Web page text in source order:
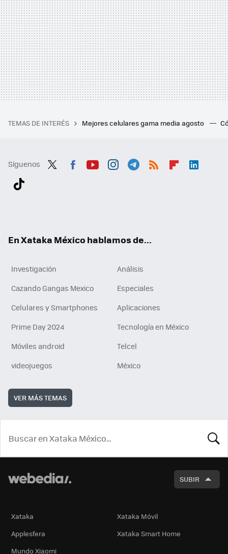
TEMAS DE INTERÉS Mejores celulares gama media agosto
Síguenos
En Xataka México hablamos de...
Investigación
Análisis
Cazando Gangas Mexico
Especiales
Celulares y Smartphones
Aplicaciones
Prime Day 2024
Tecnología en México
Móviles android
Telcel
videojuegos
México
VER MÁS TEMAS
SUBIR
Xataka
Xataka Móvil
Applesfera
Xataka Smart Home
Mundo Xiaomi